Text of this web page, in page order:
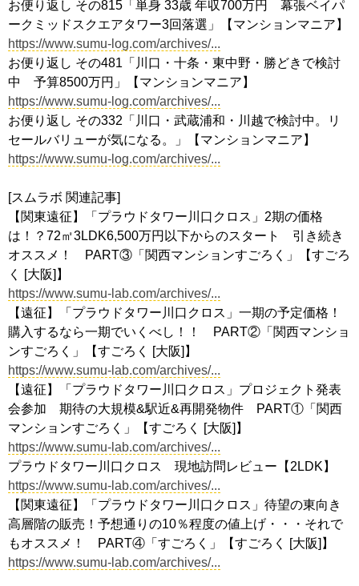
お便り返し その815「単身 33歳 年収700万円 幕張ベイパ
ークミッドスクエアタワー3回落選」【マンションマニア】
https://www.sumu-log.com/archives/...
お便り返し その481「川口・十条・東中野・勝どきで検討
中 予算8500万円」【マンションマニア】
https://www.sumu-log.com/archives/...
お便り返し その332「川口・武蔵浦和・川越で検討中。リ
セールバリューが気になる。」【マンションマニア】
https://www.sumu-log.com/archives/...
[スムラボ 関連記事]
【関東遠征】「プラウドタワー川口クロス」2期の価格
は！？72㎡3LDK6,500万円以下からのスタート 引き続き
オススメ！ PART③「関西マンションすごろく」【すごろ
く [大阪]】
https://www.sumu-lab.com/archives/...
【遠征】「プラウドタワー川口クロス」一期の予定価格！
購入するなら一期でいくべし！！ PART②「関西マンショ
ンすごろく」【すごろく [大阪]】
https://www.sumu-lab.com/archives/...
【遠征】「プラウドタワー川口クロス」プロジェクト発表
会参加 期待の大規模&駅近&再開発物件 PART①「関西
マンションすごろく」【すごろく [大阪]】
https://www.sumu-lab.com/archives/...
プラウドタワー川口クロス 現地訪問レビュー【2LDK】
https://www.sumu-lab.com/archives/...
【関東遠征】「プラウドタワー川口クロス」待望の東向き
高層階の販売！予想通りの10％程度の値上げ・・・それで
もオススメ！ PART④「すごろく」【すごろく [大阪]】
https://www.sumu-lab.com/archives/...